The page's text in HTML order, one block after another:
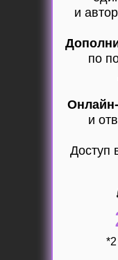
и
по
и
Доступ